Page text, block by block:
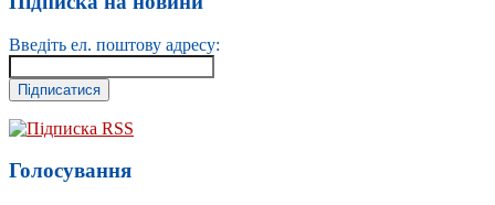
Введіть ел. поштову адресу:
Підписка RSS
Голосування